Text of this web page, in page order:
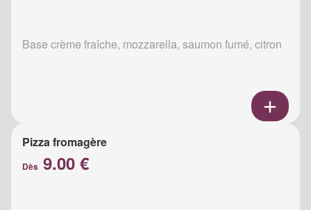
Base crème fraîche, mozzarella, saumon fumé, citron
Pizza fromagère
Dès 9.00 €